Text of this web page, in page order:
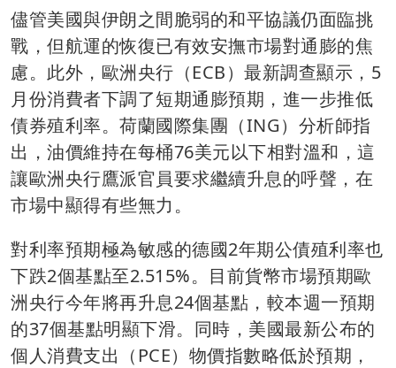
儘管美國與伊朗之間脆弱的和平協議仍面臨挑
戰，但航運的恢復已有效安撫市場對通膨的焦
慮。此外，歐洲央行（ECB）最新調查顯示，5
月份消費者下調了短期通膨預期，進一步推低
債券殖利率。荷蘭國際集團（ING）分析師指
出，油價維持在每桶76美元以下相對溫和，這
讓歐洲央行鷹派官員要求繼續升息的呼聲，在
市場中顯得有些無力。
對利率預期極為敏感的德國2年期公債殖利率也
下跌2個基點至2.515%。目前貨幣市場預期歐
洲央行今年將再升息24個基點，較本週一預期
的37個基點明顯下滑。同時，美國最新公布的
個人消費支出（PCE）物價指數略低於預期，